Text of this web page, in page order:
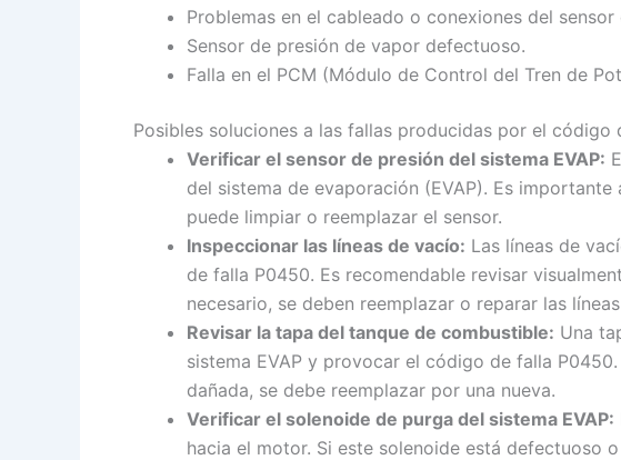
Problemas en el cableado o conexiones del
Sensor de presión de vapor defectuoso.
Falla en el PCM (Módulo de Control del Tren de
Posibles soluciones a las fallas producidas por el código
Verificar el sensor de presión del sistema EVAP:
del sistema de evaporación (EVAP). Es
puede limpiar o reemplazar el sensor.
Inspeccionar las líneas de vacío: Las líneas de
de falla P0450. Es recomendable revisar
necesario, se deben reemplazar o reparar las
Revisar la tapa del tanque de combustible: Una
sistema EVAP y provocar el código de falla
dañada, se debe reemplazar por una nueva.
Verificar el solenoide de purga del sistema EVAP:
hacia el motor. Si este solenoide está defectuoso